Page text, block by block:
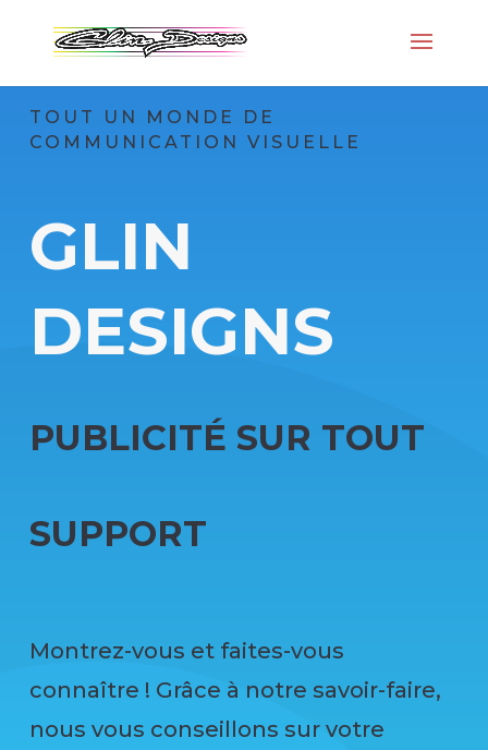
TOUT UN MONDE DE
COMMUNICATION VISUELLE
GLIN
DESIGNS
PUBLICITÉ SUR TOUT
SUPPORT
Montrez-vous et faites-vous
connaître ! Grâce à notre savoir-faire,
nous vous conseillons sur votre